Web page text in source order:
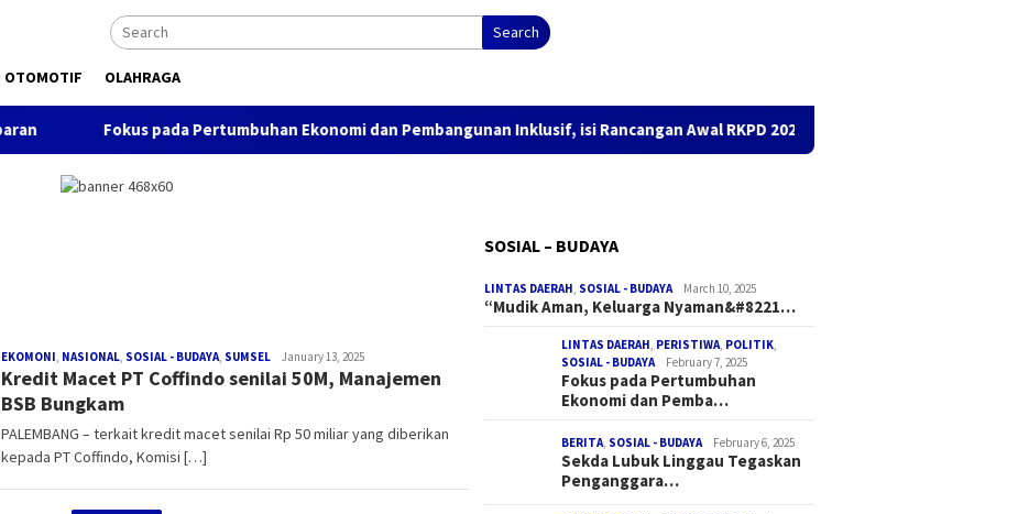
Search
OTOMOTIF OLAHRAGA
Fokus pada Pertumbuhan Ekonomi dan Pembangunan Inklusif, isi Rancangan Awal RKPD 2026
EKOMONI, NASIONAL, SOSIAL - BUDAYA, SUMSEL Redaksi
January 13, 2025
Kredit Macet PT Coffindo senilai 50M, Manajemen
BSB Bungkam
PALEMBANG – terkait kredit macet senilai Rp 50 miliar yang diberikan
kepada PT Coffindo, Komisi […]
SOSIAL – BUDAYA
LINTAS DAERAH, SOSIAL - BUDAYA March 10, 2025
“Mudik Aman, Keluarga Nyaman&#8221…
LINTAS DAERAH, PERISTIWA, POLITIK,
SOSIAL - BUDAYA
February 7, 2025
Fokus pada Pertumbuhan
Ekonomi dan Pemba…
BERITA, SOSIAL - BUDAYA February 6, 2025
Sekda Lubuk Linggau Tegaskan
Penganggara…